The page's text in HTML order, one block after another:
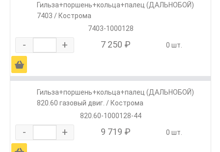
Гильза+поршень+кольца+палец (ДАЛЬНОБОЙ)
7403 / Кострома
7403-1000128
- + 7 250 ₽ 0 шт.
Ä
Гильза+поршень+кольца+палец (ДАЛЬНОБОЙ)
820.60 газовый двиг. / Кострома
820.60-1000128-44
- + 9 719 ₽ 0 шт.